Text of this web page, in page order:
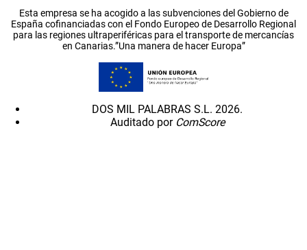
Esta empresa se ha acogido a las subvenciones del Gobierno de
España cofinanciadas con el Fondo Europeo de Desarrollo Regional
para las regiones ultraperiféricas para el transporte de mercancías
en Canarias.”Una manera de hacer Europa”
DOS MIL PALABRAS S.L. 2026.
Auditado por ComScore